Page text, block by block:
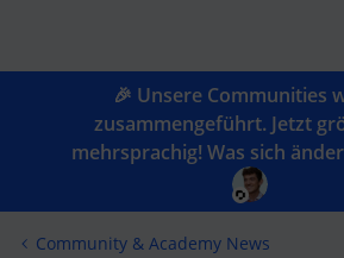
🎉 Unsere Communities
zusammengeführt. Jetzt
mehrsprachig! Was sich
Community & Academy News